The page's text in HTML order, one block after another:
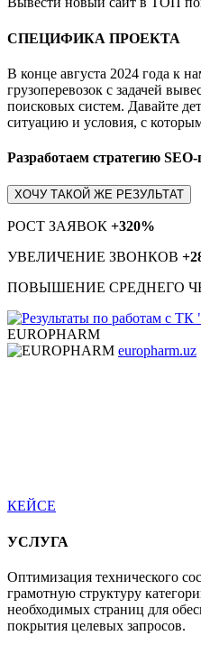
СПЕЦИФИКА ПРОЕКТА
В конце августа 2024 года к
грузоперевозок с задачей
поисковых систем. Давайте
ситуацию и условия, с
Разработаем стратегию
ХОЧУ ТАКОЙ ЖЕ РЕЗУЛЬТАТ
РОСТ ЗАЯВОК +320%
УВЕЛИЧЕНИЕ ЗВОНКОВ
ПОВЫШЕНИЕ СРЕДНЕГО
EUROPHARM
europharm.uz
КЕЙСЕ
УСЛУГА
Оптимизация технического
грамотную структуру
необходимых страниц для
покрытия целевых запросов.